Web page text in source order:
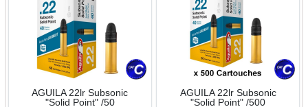
AGUILA 22lr Subsonic
"Solid Point" /50
AGUILA 22lr Subsonic
"Solid Point" /500